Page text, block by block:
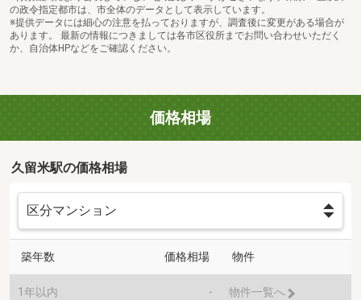
の政令指定都市は、市全体のデータとして表示しています。
※提供データには細心の注意を払っておりますが、調査後に変更がある場合が
あります。 最新の情報につきましては各市区役所までお問い合わせいただく
か、自治体HPなどをご確認ください。
価格相場
久留米駅の価格相場
築年数 価格相場 物件
1年以内 - 物件一覧へ